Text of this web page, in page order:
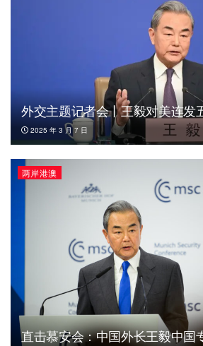
外交主题记者会丨王毅对美连发
2025 年 3 月 7 日
两岸港澳
直击慕安会：中国外长王毅中国